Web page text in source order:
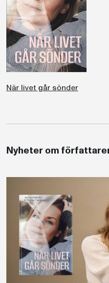
När livet går sönder
Nyheter om